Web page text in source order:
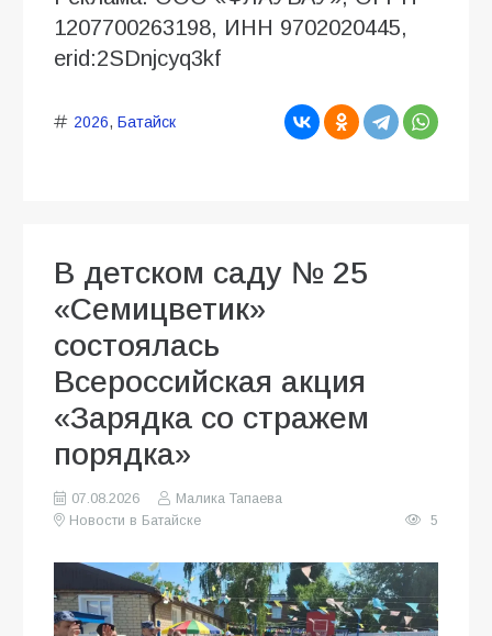
1207700263198, ИНН 9702020445,
erid:2SDnjcyq3kf
2026, Батайск
В детском саду № 25
«Семицветик»
состоялась
Всероссийская акция
«Зарядка со стражем
порядка»
07.08.2026
Малика Тапаева
Новости в Батайске
5